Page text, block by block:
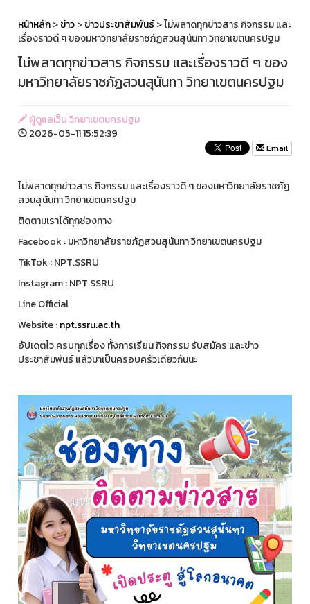
หน้าหลัก>ข่าว>ข่าวประชาสัมพันธ์> ไม่พลาดทุกข่าวสาร กิจกรรม และ
เรื่องราวดี ๆ ของมหาวิทยาลัยราชภัฏสวนสุนันทา วิทยาเขตนครปฐม
ไม่พลาดทุกข่าวสาร กิจกรรม และเรื่องราวดี ๆ ของ
มหาวิทยาลัยราชภัฏสวนสุนันทา วิทยาเขตนครปฐม
ผู้ดูแลเว็บ วิทยาเขตนครปฐม
2026-05-11 15:52:39
Email
ไม่พลาดทุกข่าวสาร กิจกรรม และเรื่องราวดี ๆ ของมหาวิทยาลัยราชภัฏ
สวนสุนันทา วิทยาเขตนครปฐม
ติดตามเราได้ทุกช่องทาง
Facebook : มหาวิทยาลัยราชภัฏสวนสุนันทา วิทยาเขตนครปฐม
TikTok : NPT.SSRU
Instagram : NPT.SSRU
Line Official
Website :npt.ssru.ac.th
อัปเดตไว ครบทุกเรื่อง ทั้งการเรียน กิจกรรม รับสมัคร และข่าว
ประชาสัมพันธ์ แล้วมาเป็นครอบครัวเดียวกันนะ